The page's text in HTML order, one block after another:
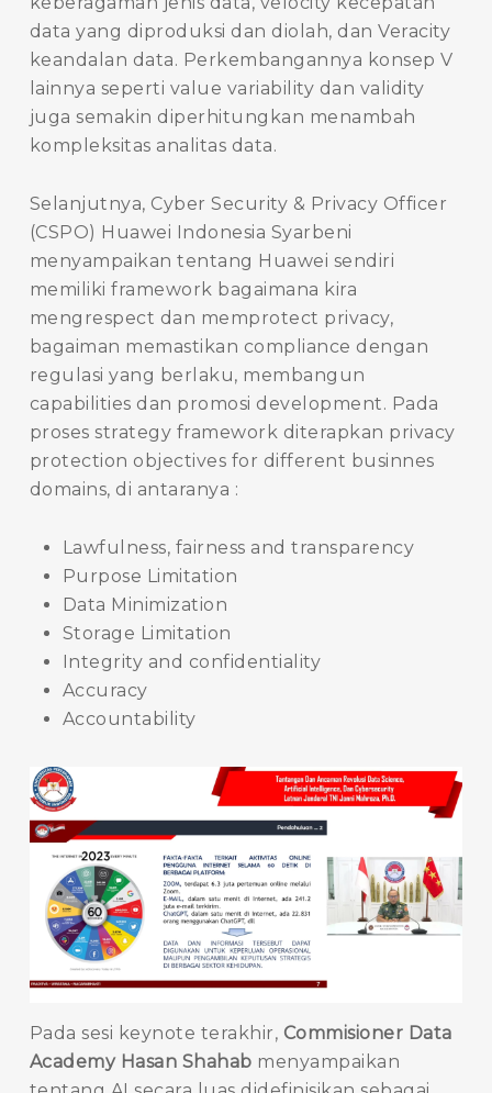
data yang diproduksi dan diolah, dan Veracity
keandalan data. Perkembangannya konsep V
lainnya seperti value variability dan validity
juga semakin diperhitungkan menambah
kompleksitas analitas data.
Selanjutnya, Cyber Security & Privacy Officer
(CSPO) Huawei Indonesia Syarbeni
menyampaikan tentang Huawei sendiri
memiliki framework bagaimana kira
mengrespect dan memprotect privacy,
bagaiman memastikan compliance dengan
regulasi yang berlaku, membangun
capabilities dan promosi development. Pada
proses strategy framework diterapkan privacy
protection objectives for different businnes
domains, di antaranya :
Lawfulness, fairness and transparency
Purpose Limitation
Data Minimization
Storage Limitation
Integrity and confidentiality
Accuracy
Accountability
Pada sesi keynote terakhir, Commisioner Data
Academy Hasan Shahab menyampaikan